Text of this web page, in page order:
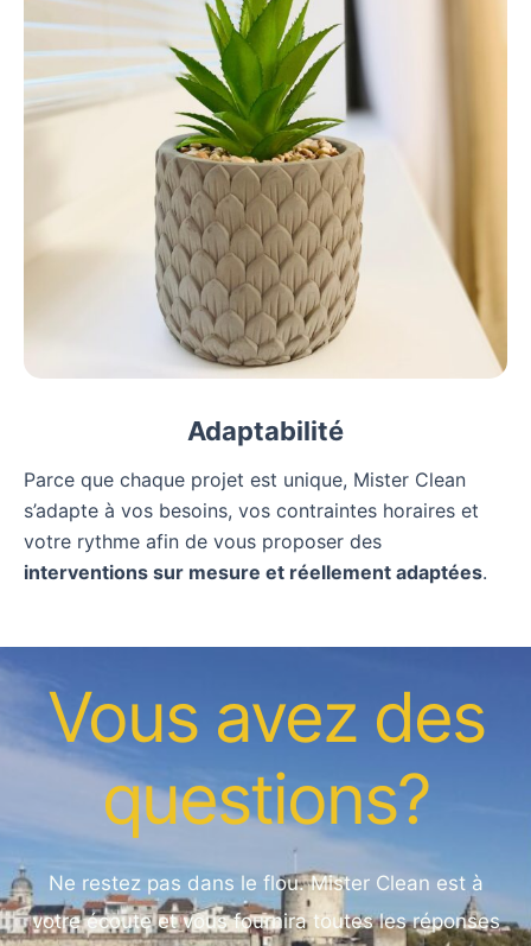
Adaptabilité
Parce que chaque projet est unique, Mister Clean
s’adapte à vos besoins, vos contraintes horaires et
votre rythme afin de vous proposer des
interventions sur mesure et réellement adaptées.
Vous avez des
questions?
Ne restez pas dans le flou. Mister Clean est à
votre écoute et vous fournira toutes les réponses